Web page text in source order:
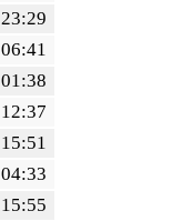
23:29
06:41
01:38
12:37
15:51
04:33
15:55